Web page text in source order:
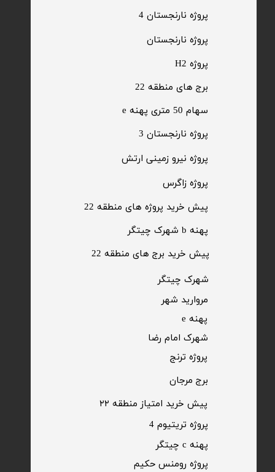
پیش خرید برج های منطقه 22
​سهام 50 متری پهنه e
پهنه b شهرک چیتگر
برج های منطقه 22
پیش خرید پروژه های منطقه 22
پروژه H2
​پروژه زاگرس
​پروژه ترنج
​پروژه نارنجستان
​پروژه نیرو زمینی ارتش
پروژه نارنجستان 4
​پروژه نارنجستان 3
​شهرک چیتگر
مروارید شهر​​​​​​​
شهرک امام رضا
پهنه e
برج مرجان
پیش خرید امتیاز منطقه ۲۲​​​​​​​
پروژه رومنس حکیم
پهنه c چیتگر
پروژه تریتیوم 4